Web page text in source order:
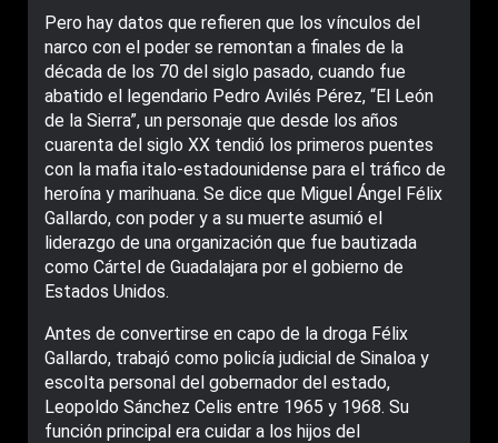
Pero hay datos que refieren que los vínculos del
narco con el poder se remontan a finales de la
década de los 70 del siglo pasado, cuando fue
abatido el legendario Pedro Avilés Pérez, “El León
de la Sierra”, un personaje que desde los años
cuarenta del siglo XX tendió los primeros puentes
con la mafia italo-estadounidense para el tráfico de
heroína y marihuana. Se dice que Miguel Ángel Félix
Gallardo, con poder y a su muerte asumió el
liderazgo de una organización que fue bautizada
como Cártel de Guadalajara por el gobierno de
Estados Unidos.
Antes de convertirse en capo de la droga Félix
Gallardo, trabajó como policía judicial de Sinaloa y
escolta personal del gobernador del estado,
Leopoldo Sánchez Celis entre 1965 y 1968. Su
función principal era cuidar a los hijos del